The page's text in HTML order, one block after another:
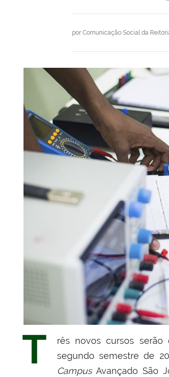
por Comunicação Social da
T
rês novos cursos serão
segundo semestre de
CampusAvançado São